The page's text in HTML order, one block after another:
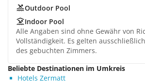
Outdoor Pool
Indoor Pool
Alle Angaben sind ohne Gewähr von
Vollständigkeit. Es gelten
des gebuchten Zimmers.
Beliebte Destinationen im Umkreis
Hotels Zermatt